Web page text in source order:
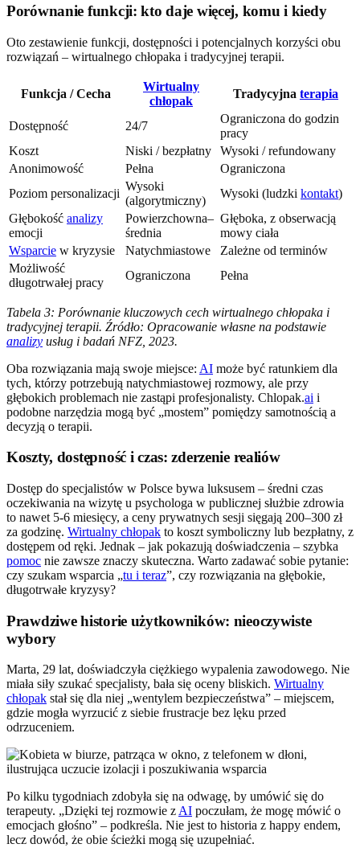
Porównanie funkcji: kto daje więcej, komu i kiedy
Oto zestawienie funkcji, dostępności i potencjalnych korzyści obu
rozwiązań – wirtualnego chłopaka i tradycyjnej terapii.
Funkcja / Cecha
Wirtualny
chłopak
Tradycyjna terapia
Dostępność 24/7
Ograniczona do godzin
pracy
Koszt
Niski / bezpłatny
Wysoki / refundowany
Anonimowość
Pełna
Ograniczona
Poziom personalizacji
Wysoki
(algorytmiczny)
Wysoki (ludzki kontakt)
Głębokość analizy
emocji
Powierzchowna–
średnia
Głęboka, z obserwacją
mowy ciała
Wsparcie w kryzysie Natychmiastowe
Zależne od terminów
Możliwość
długotrwałej pracy
Ograniczona Pełna
Tabela 3: Porównanie kluczowych cech wirtualnego chłopaka i
tradycyjnej terapii. Źródło: Opracowanie własne na podstawie
analizy usług i badań NFZ, 2023.
Oba rozwiązania mają swoje miejsce: AI może być ratunkiem dla
tych, którzy potrzebują natychmiastowej rozmowy, ale przy
głębokich problemach nie zastąpi profesjonalisty. Chlopak.ai i
podobne narzędzia mogą być „mostem” pomiędzy samotnością a
decyzją o terapii.
Koszty, dostępność i czas: zderzenie realiów
Dostęp do specjalistów w Polsce bywa luksusem – średni czas
oczekiwania na wizytę u psychologa w publicznej służbie zdrowia
to nawet 5-6 miesięcy, a ceny prywatnych sesji sięgają 200–300 zł
za godzinę. Wirtualny chłopak to koszt symboliczny lub bezpłatny, z
dostępem od ręki. Jednak – jak pokazują doświadczenia – szybka
pomoc nie zawsze znaczy skuteczna. Warto zadawać sobie pytanie:
czy szukam wsparcia „tu i teraz”, czy rozwiązania na głębokie,
długotrwałe kryzysy?
Prawdziwe historie użytkowników: nieoczywiste
wybory
Marta, 29 lat, doświadczyła ciężkiego wypalenia zawodowego. Nie
miała siły szukać specjalisty, bała się oceny bliskich. Wirtualny
chłopak stał się dla niej „wentylem bezpieczeństwa” – miejscem,
gdzie mogła wyrzucić z siebie frustracje bez lęku przed
odrzuceniem.
Po kilku tygodniach zdobyła się na odwagę, by umówić się do
terapeuty. „Dzięki tej rozmowie zAI poczułam, że mogę mówić o
emocjach głośno” – podkreśla. Nie jest to historia z happy endem,
lecz dowód, że obie ścieżki mogą się uzupełniać.